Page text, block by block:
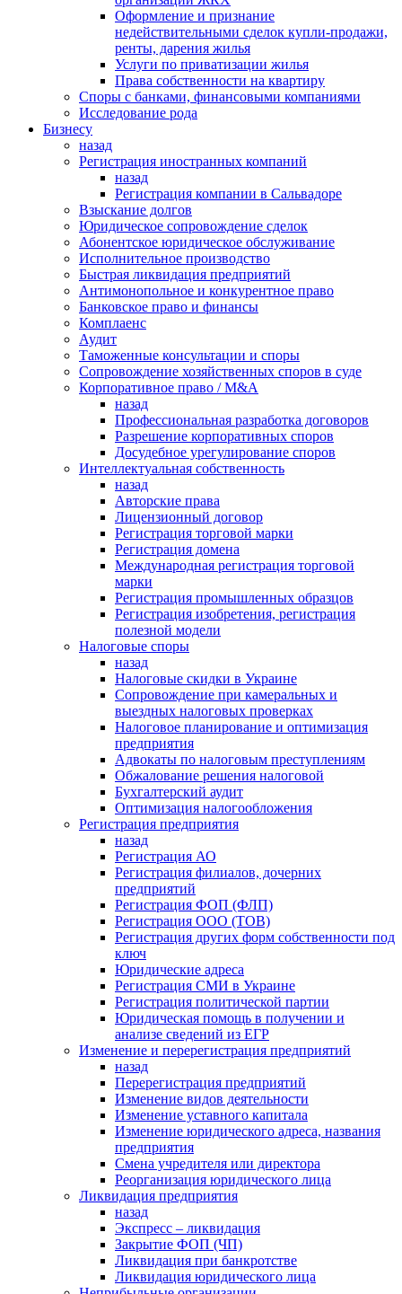
Оформление и признание
недействительными сделок купли-продажи,
ренты, дарения жилья
Услуги по приватизации жилья
Права собственности на квартиру
Cпоры с банками, финансовыми компаниями
Исследование рода
Бизнесу
назад
Регистрация иностранных компаний
назад
Регистрация компании в Сальвадоре
Взыскание долгов
Юридическое сопровождение сделок
Абонентское юридическое обслуживание
Исполнительное производство
Быстрая ликвидация предприятий
Антимонопольное и конкурентное право
Банковское право и финансы
Комплаенс
Аудит
Таможенные консультации и споры
Сопровождение хозяйственных споров в суде
Корпоративное право / M&A
назад
Профессиональная разработка договоров
Разрешение корпоративных споров
Досудебное урегулирование споров
Интеллектуальная собственность
назад
Авторские права
Лицензионный договор
Регистрация торговой марки
Регистрация домена
Международная регистрация торговой
марки
Регистрация промышленных образцов
Регистрация изобретения, регистрация
полезной модели
Налоговые споры
назад
Налоговые скидки в Украине
Сопровождение при камеральных и
выездных налоговых проверках
Налоговое планирование и оптимизация
предприятия
Адвокаты по налоговым преступлениям
Обжалование решения налоговой
Бухгалтерский аудит
Оптимизация налогообложения
Регистрация предприятия
назад
Регистрация АО
Регистрация филиалов, дочерних
предприятий
Регистрация ФОП (ФЛП)
Регистрация ООО (ТОВ)
Регистрация других форм собственности под
ключ
Юридические адреса
Регистрация СМИ в Украине
Регистрация политической партии
Юридическая помощь в получении и
анализе сведений из ЕГР
Изменение и перерегистрация предприятий
назад
Перерегистрация предприятий
Изменение видов деятельности
Изменение уставного капитала
Изменение юридического адреса, названия
предприятия
Смена учредителя или директора
Реорганизация юридического лица
Ликвидация предприятия
назад
Экспресс – ликвидация
Закрытие ФОП (ЧП)
Ликвидация при банкротстве
Ликвидация юридического лица